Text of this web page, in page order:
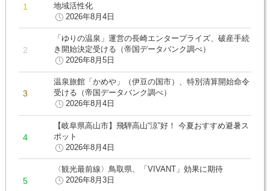
地域活性化
2026年8月4日
「ゆりの温泉」運営の長崎エンタープライズ、破産手続
き開始決定受ける（帝国データバンク調べ）
2026年8月5日
温泉旅館「かめや」（伊豆の国市）、特別清算開始命令
受ける（帝国データバンク調べ）
2026年8月4日
【岐阜県高山市】飛騨高山“涼”好！ 今夏おすすめ避暑ス
ポット
2026年8月4日
〈観光最前線〉鳥取県、「VIVANT」効果に期待
2026年8月3日